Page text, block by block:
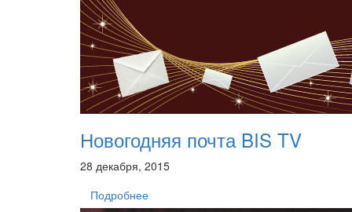
Новогодняя почта BIS TV
28 декабря, 2015
Подробнее